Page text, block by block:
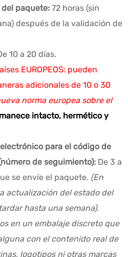
paquete: 72 horas (sin
después de la validación de
10 a 20 días.
EUROPEOS: pueden
adicionales de 10 o 30
norma europea sobre el
intacto, hermético y
para el código de
de seguimiento): De 3 a
se envíe el paquete. (En
actualización del estado del
hasta una semana).
en un embalaje discreto que
con el contenido real de
logotipos ni otras marcas